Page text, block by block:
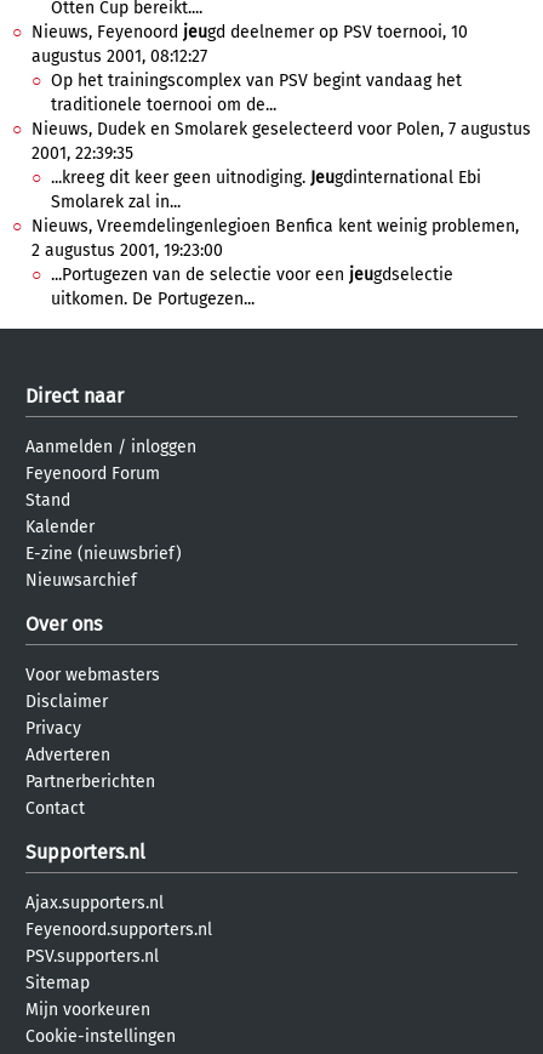
Otten Cup bereikt....
Nieuws, Feyenoord jeugd deelnemer op PSV toernooi, 10
augustus 2001, 08:12:27
Op het trainingscomplex van PSV begint vandaag het
traditionele toernooi om de...
Nieuws, Dudek en Smolarek geselecteerd voor Polen, 7 augustus
2001, 22:39:35
...kreeg dit keer geen uitnodiging. Jeugdinternational Ebi
Smolarek zal in...
Nieuws, Vreemdelingenlegioen Benfica kent weinig problemen,
2 augustus 2001, 19:23:00
...Portugezen van de selectie voor een jeugdselectie
uitkomen. De Portugezen...
Direct naar
Aanmelden / inloggen
Feyenoord Forum
Stand
Kalender
E-zine (nieuwsbrief)
Nieuwsarchief
Over ons
Voor webmasters
Disclaimer
Privacy
Adverteren
Partnerberichten
Contact
Supporters.nl
Ajax.supporters.nl
Feyenoord.supporters.nl
PSV.supporters.nl
Sitemap
Mijn voorkeuren
Cookie-instellingen